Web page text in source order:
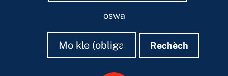
oswa
Rechèch
Rechèch Rechèch